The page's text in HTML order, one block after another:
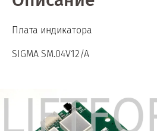
Плата индикатора
SIGMA SM.04V12/A